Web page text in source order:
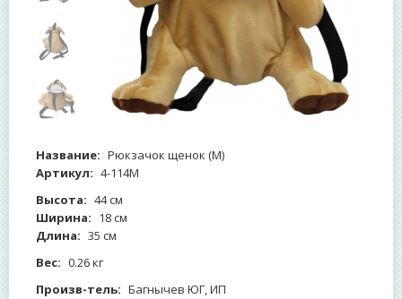
Название: Рюкзачок щенок (М)
Артикул: 4-114М
Высота: 44 см
Ширина: 18 см
Длина: 35 см
Вес: 0.26 кг
Произв-тель: Багнычев ЮГ, ИП